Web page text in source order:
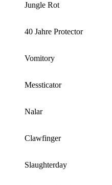
Jungle Rot
40 Jahre Protector
Vomitory
Messticator
Nalar
Clawfinger
Slaughterday